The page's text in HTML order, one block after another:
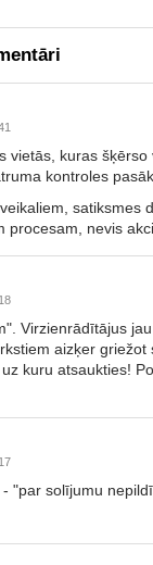
vietās, kuras
kontroles
satiksmes
procesam, nevis
Virzienrādītājus
aizķer
kuru atsaukties!
"par solījumu